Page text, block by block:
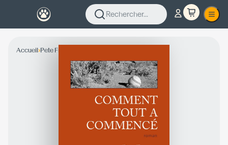
Rechercher...
Accueil›Pete Fromm